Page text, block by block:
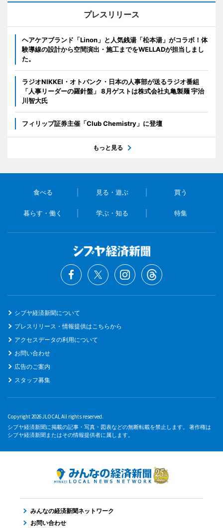
プレスリリース
ヘアケアブランド「Linon」と人気銭湯「松本湯」がコラボ！体
験導線の設計から空間演出・施工までをWELLADが担当しまし
た。
ラジオNIKKEI・オトバンク・日本の人事部が送るラジオ番組
「人事リーダーの羅針盤」 8月ゲストは株式会社丸亀製麺 宇治
川智大氏
フィリップ証券主催「Club Chemistry」に登壇
もっと見る
食べる 見る・遊ぶ 買う
暮らす・働く 学ぶ・知る 特集
シブヤ経済新聞について
プレスリリース・情報提供はこちらから
アクセスデータの利用について
お問い合わせ
広告のご案内
スタッフ募集
Copyright 2026 JLOCAL All rights reserved.
シブヤ経済新聞に掲載の記事・写真・図表などの無断転載を禁止します。 著作権は
シブヤ経済新聞またはその情報提供者に属します。
みんなの経済新聞ネットワーク
お問い合わせ